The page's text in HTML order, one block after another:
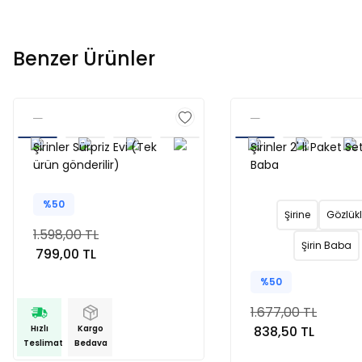
Benzer Ürünler
Şirinler Sürpriz Evi (Tek
ürün gönderilir)
%50
1.598,00 TL
799,00 TL
Hızlı
Teslimat
Kargo
Bedava
Şirinler 2' li Paket
Baba
Şirine
Şirin Baba
%50
1.677,00 TL
838,50 TL